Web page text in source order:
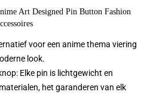
Art Designed Pin Button Fashion
voor een anime thema viering
look.
Elke pin is lichtgewicht en
het garanderen van elk